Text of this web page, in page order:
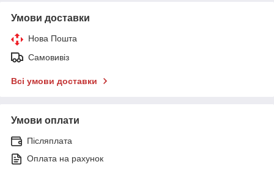
Умови доставки
Нова Пошта
Самовивіз
Всі умови доставки
Умови оплати
Післяплата
Оплата на рахунок